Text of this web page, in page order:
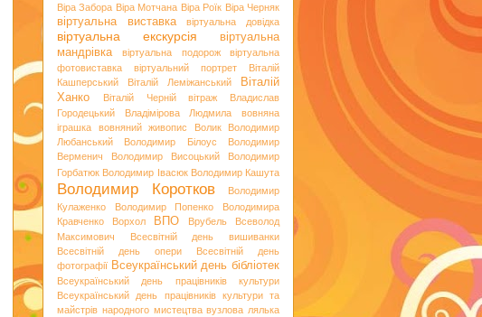
Віра Забора Віра Мотчана Віра Роїк Віра Черняк
віртуальна виставка віртуальна довідка
віртуальна екскурсія
віртуальна
мандрівка
віртуальна подорож
віртуальна
фотовиставка
віртуальний портрет
Віталій
Кашперський
Віталій Леміжанський
Віталій
Ханко
Віталій Черній вітраж
Владислав
Городецький
Владімірова Людмила
вовняна
іграшка
вовняний живопис Волик
Володимир
Любанський
Володимир Білоус
Володимир
Верменич
Володимир Висоцький
Володимир
Горбатюк Володимир Івасюк Володимир Кашута
Володимир Коротков
Володимир
Кулаженко
Володимир Попенко
Володимира
Кравченко
Ворхол ВПО Врубель
Всеволод
Максимович
Всесвітній день вишиванки
Всесвітній день опери
Всесвітній день
фотографії Всеукраїнський день бібліотек
Всеукраїнський день працівників культури
Всеукраїнський день працівників культури та
майстрів народного мистецтва вузлова лялька